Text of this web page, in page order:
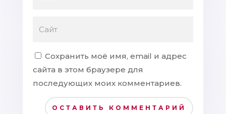
Сохранить моё имя, email и адрес
сайта в этом браузере для
последующих моих комментариев.
ОСТАВИТЬ КОММЕНТАРИЙ